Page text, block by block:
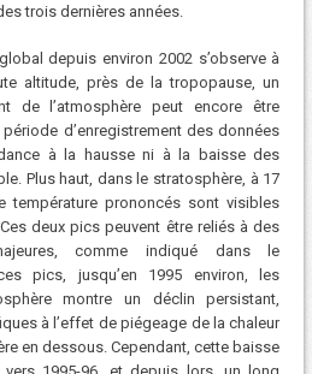
trois dernières années.
depuis environ 2002 s’observe à
altitude, près de la tropopause, un
de l’atmosphère peut encore être
d’enregistrement des données
à la hausse ni à la baisse des
Plus haut, dans le stratosphère, à 17
température prononcés sont visibles
deux pics peuvent être reliés à des
comme indiqué dans le
pics, jusqu’en 1995 environ, les
montre un déclin persistant,
à l’effet de piégeage de la chaleur
en dessous. Cependant, cette baisse